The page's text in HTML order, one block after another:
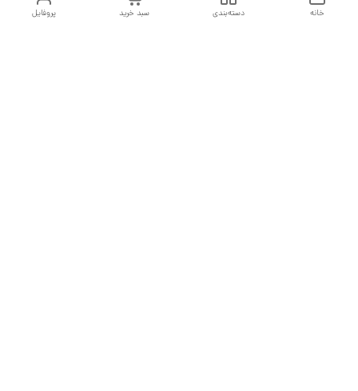
پروفایل سبد خرید دسته‌بندی خانه